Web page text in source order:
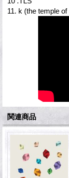
11. k (the temple
関連商品